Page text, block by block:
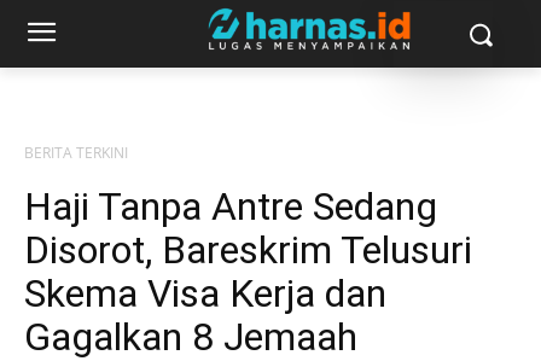
BERITA TERKINI
Haji Tanpa Antre Sedang
Disorot, Bareskrim Telusuri
Skema Visa Kerja dan
Gagalkan 8 Jemaah